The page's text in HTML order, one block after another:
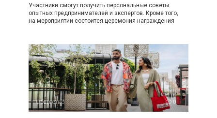
Участники смогут получить персональные советы
опытных предпринимателей и экспертов. Кроме того,
на мероприятии состоится церемония награждения
Общество 0